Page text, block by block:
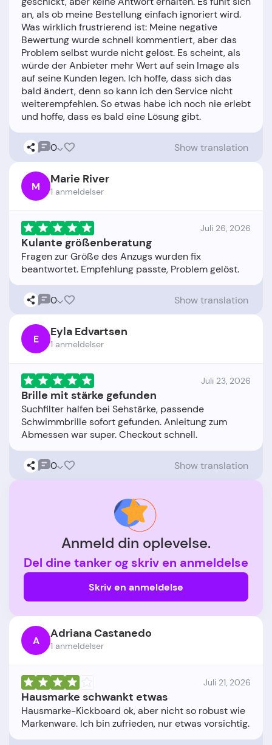
an, als ob meine Bestellung einfach ignoriert wird.
Was wirklich frustrierend ist: Meine negative
Bewertung wurde schnell kommentiert, aber das
Problem selbst wurde nicht gelöst. Es scheint, als
würde der Anbieter mehr Wert auf sein Image als
auf seine Kunden legen. Ich hoffe, dass sich das
bald ändert, denn so kann ich den Service nicht
weiterempfehlen. So etwas habe ich noch nie erlebt
0 Show translation
M Marie River
1 anmeldelser
Juli 26, 2026
Kulante größenberatung
Fragen zur Größe des Anzugs wurden fix
0 Show translation
E Eyla Edvartsen
1 anmeldelser
Juli 23, 2026
Brille mit stärke gefunden
Suchfilter halfen bei Sehstärke, passende
Schwimmbrille sofort gefunden. Anleitung zum
0 Show translation
Anmeld din oplevelse.
Del dine tanker og skriv en anmeldelse
Skriv en anmeldelse
A Adriana Castanedo
1 anmeldelser
Juli 21, 2026
Hausmarke schwankt etwas
Hausmarke-Kickboard ok, aber nicht so robust wie